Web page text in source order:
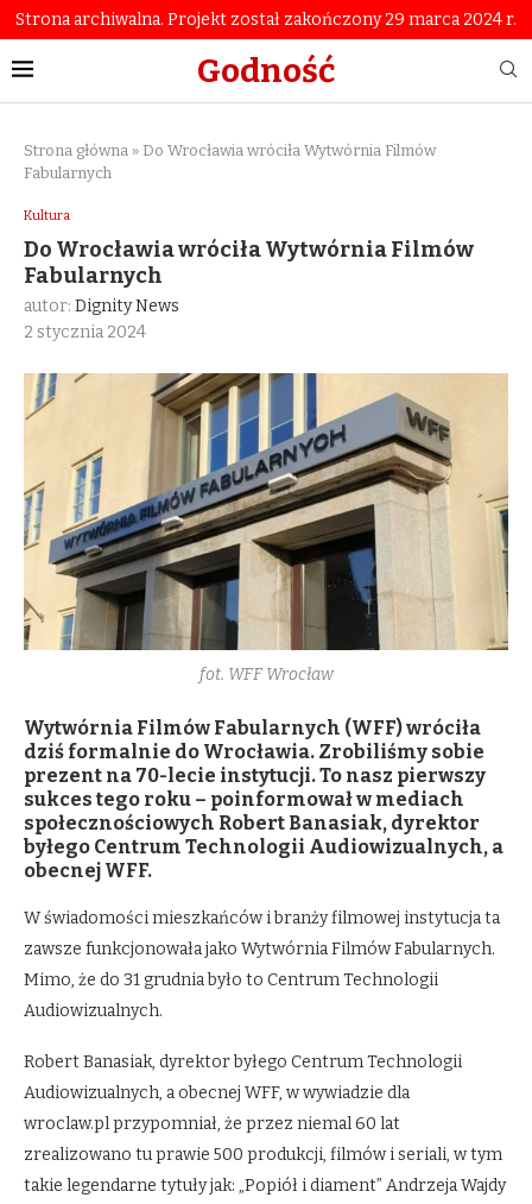
Strona archiwalna. Projekt został zakończony 29 marca 2024 r.
Godność
Strona główna » Do Wrocławia wróciła Wytwórnia Filmów
Fabularnych
Kultura
Do Wrocławia wróciła Wytwórnia Filmów
Fabularnych
autor: Dignity News
2 stycznia 2024
fot. WFF Wrocław
Wytwórnia Filmów Fabularnych (WFF) wróciła
dziś formalnie do Wrocławia. Zrobiliśmy sobie
prezent na 70-lecie instytucji. To nasz pierwszy
sukces tego roku – poinformował w mediach
społecznościowych Robert Banasiak, dyrektor
byłego Centrum Technologii Audiowizualnych, a
obecnej WFF.
W świadomości mieszkańców i branży filmowej instytucja ta
zawsze funkcjonowała jako Wytwórnia Filmów Fabularnych.
Mimo, że do 31 grudnia było to Centrum Technologii
Audiowizualnych.
Robert Banasiak, dyrektor byłego Centrum Technologii
Audiowizualnych, a obecnej WFF, w wywiadzie dla
wroclaw.pl przypomniał, że przez niemal 60 lat
zrealizowano tu prawie 500 produkcji, filmów i seriali, w tym
takie legendarne tytuły jak: „Popiół i diament” Andrzeja Wajdy